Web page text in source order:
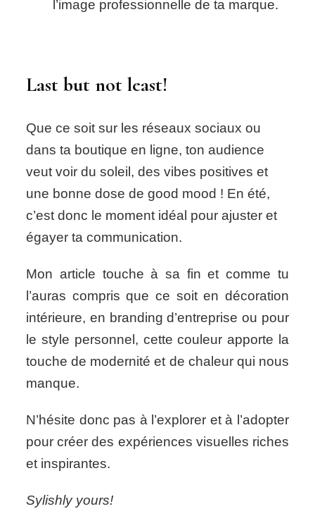
l’image professionnelle de ta marque.
Last but not least!
Que ce soit sur les réseaux sociaux ou
dans ta boutique en ligne, ton audience
veut voir du soleil, des vibes positives et
une bonne dose de good mood ! En été,
c’est donc le moment idéal pour ajuster et
égayer ta communication.
Mon article touche à sa fin et comme tu
l’auras compris que ce soit en décoration
intérieure, en branding d’entreprise ou pour
le style personnel, cette couleur apporte la
touche de modernité et de chaleur qui nous
manque.
N’hésite donc pas à l’explorer et à l’adopter
pour créer des expériences visuelles riches
et inspirantes.
Sylishly yours!